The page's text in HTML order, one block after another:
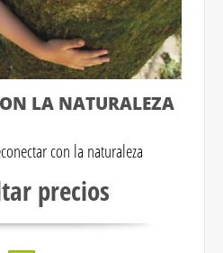
LA NATURALEZA
con la naturaleza
precios